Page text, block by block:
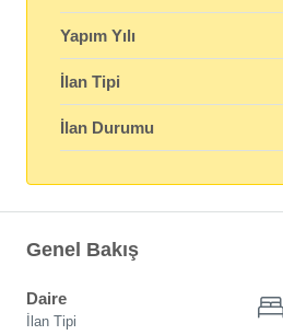
Yapım Yılı
İlan Tipi
İlan Durumu
Genel Bakış
Daire
İlan Tipi